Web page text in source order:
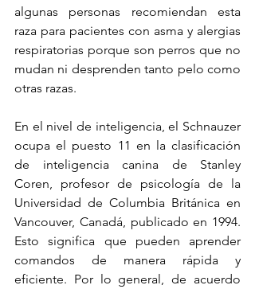
algunas personas recomiendan esta
raza para pacientes con asma y alergias
respiratorias porque son perros que no
mudan ni desprenden tanto pelo como
otras razas.
En el nivel de inteligencia, el Schnauzer
ocupa el puesto 11 en la clasificación
de inteligencia canina de Stanley
Coren, profesor de psicología de la
Universidad de Columbia Británica en
Vancouver, Canadá, publicado en 1994.
Esto significa que pueden aprender
comandos de manera rápida y
eficiente. Por lo general, de acuerdo